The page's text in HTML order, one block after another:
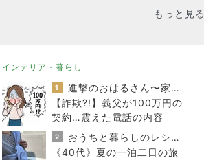
もっと見る
インテリア・暮らし
1
進撃のおはるさん〜家づくり失敗したけど私は元気です〜
【詐欺?!】義父が100万円の
契約…震えた電話の内容
2
おうちと暮らしのレシピ 〜HOME&LIFE〜
《40代》夏の一泊二日の旅